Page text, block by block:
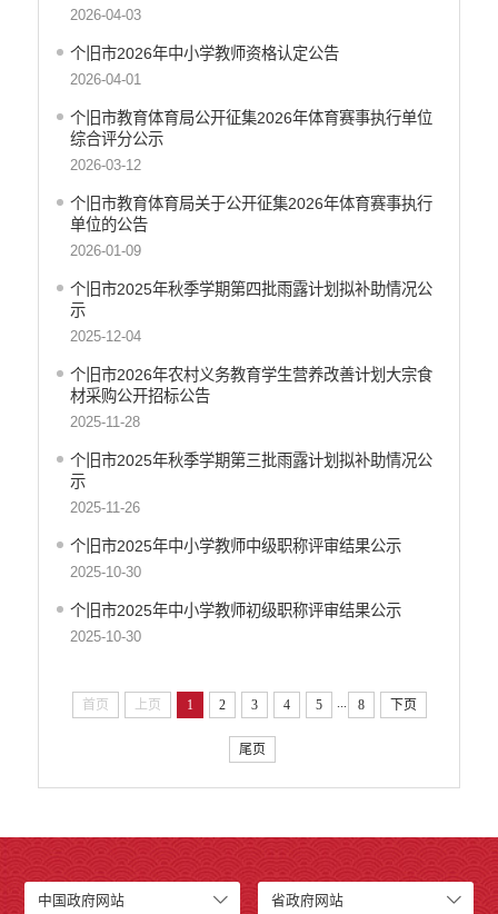
稳岗就业
乡村振兴
生态环境
医疗卫生
养老服务
社会救助
产品质量
公共文化服务
安全生产
2026-04-03
个旧市2026年中小学教师资格认定公告
2026-04-01
个旧市教育体育局公开征集2026年体育赛事执行单位
综合评分公示
2026-03-12
个旧市教育体育局关于公开征集2026年体育赛事执行
单位的公告
2026-01-09
个旧市2025年秋季学期第四批雨露计划拟补助情况公
示
2025-12-04
个旧市2026年农村义务教育学生营养改善计划大宗食
材采购公开招标公告
2025-11-28
个旧市2025年秋季学期第三批雨露计划拟补助情况公
示
2025-11-26
个旧市2025年中小学教师中级职称评审结果公示
2025-10-30
个旧市2025年中小学教师初级职称评审结果公示
2025-10-30
首页 上页 1 2 3 4 5 ... 8 下页
尾页
中国政府网站 省政府网站